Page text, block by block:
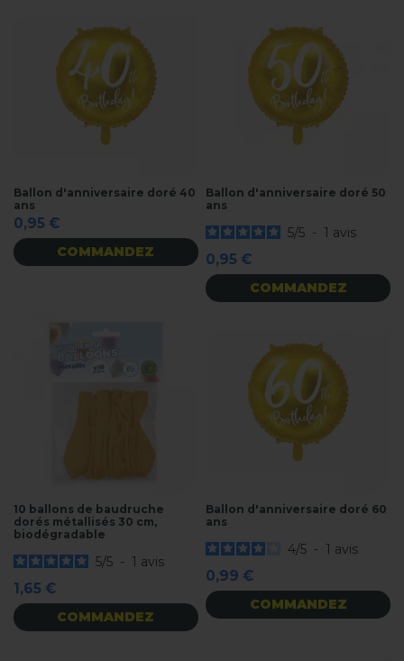
Ballon d'anniversaire doré 40
ans
0,95 €
COMMANDEZ
Ballon d'anniversaire doré 50
ans
5/5 - 1 avis
0,95 €
COMMANDEZ
10 ballons de baudruche
dorés métallisés 30 cm,
biodégradable
5/5 - 1 avis
1,65 €
COMMANDEZ
Ballon d'anniversaire doré 60
ans
4/5 - 1 avis
0,99 €
COMMANDEZ